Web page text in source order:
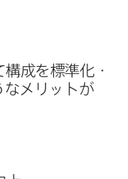
成を​標準化・​
な​メリットが​